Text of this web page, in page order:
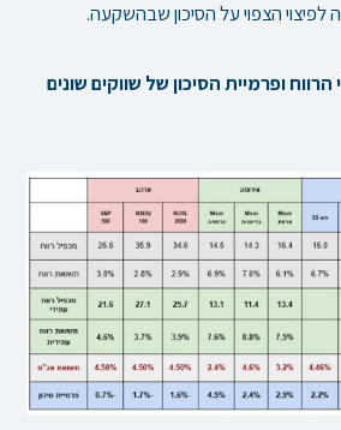
לפיצוי הצפוי על הסיכון שבהשקעה.
הסיכון של שווקים שונים